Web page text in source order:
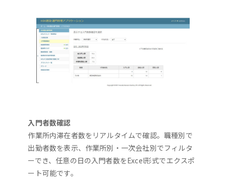
入門者数確認
作業所内滞在者数をリアルタイムで確認。職種別で
出勤者数を表示、作業所別・一次会社別でフィルタ
ーでき、任意の日の入門者数をExcel形式でエクスポ
ート可能です。